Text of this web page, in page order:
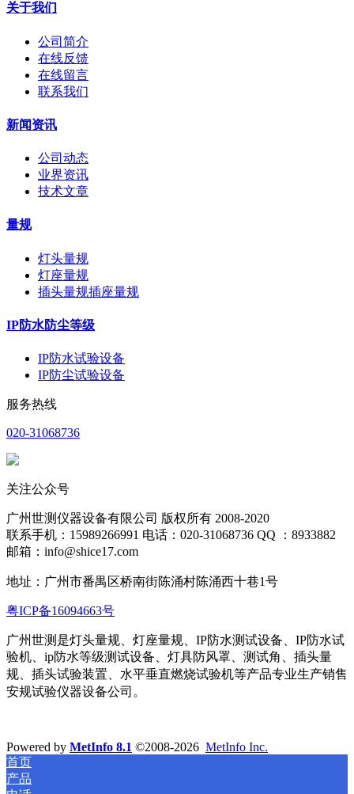
关于我们
公司简介
在线反馈
在线留言
联系我们
新闻资讯
公司动态
业界资讯
技术文章
量规
灯头量规
灯座量规
插头量规插座量规
IP防水防尘等级
IP防水试验设备
IP防尘试验设备
服务热线
020-31068736
关注公众号
广州世测仪器设备有限公司 版权所有 2008-2020
联系手机：15989266991 电话：020-31068736 QQ ：8933882
邮箱：info@shice17.com
地址： 广州市番禺区桥南街陈涌村陈涌西十巷1号
粤ICP备16094663号
广州世测是灯头量规、灯座量规、IP防水测试设备、IP防水试
验机、ip防水等级测试设备、灯具防风罩、测试角、插头量
规、插头试验装置、水平垂直燃烧试验机等产品专业生产销售
安规试验仪器设备公司。
Powered by MetInfo 8.1 ©2008-2026 MetInfo Inc.
首页
产品